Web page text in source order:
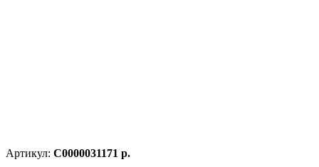
Артикул: С0000031171 р.